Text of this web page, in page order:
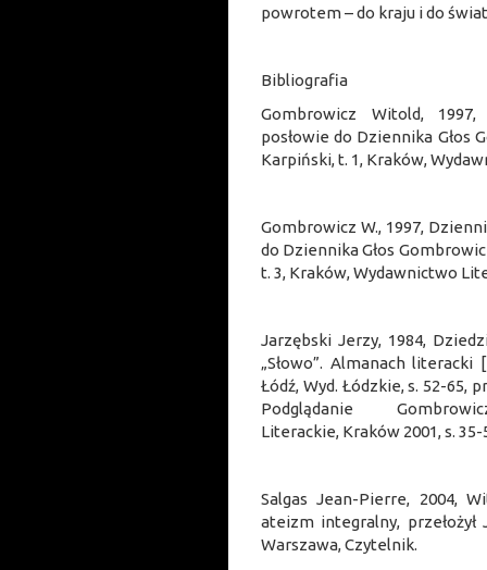
powrotem – do kraju i do
Bibliografia
Gombrowicz Witold, 1997,
posłowie do Dziennika Głos
Karpiński, t. 1, Kraków,
Gombrowicz W., 1997,
do Dziennika Głos
t. 3, Kraków, Wydawnictwo
Jarzębski Jerzy, 1984,
„Słowo”. Almanach literacki
Łódź, Wyd. Łódzkie, s. 52-65,
Podglądanie
Literackie, Kraków 2001, s. 35-
Salgas Jean-Pierre, 2004,
ateizm integralny, przełożył
Warszawa, Czytelnik.